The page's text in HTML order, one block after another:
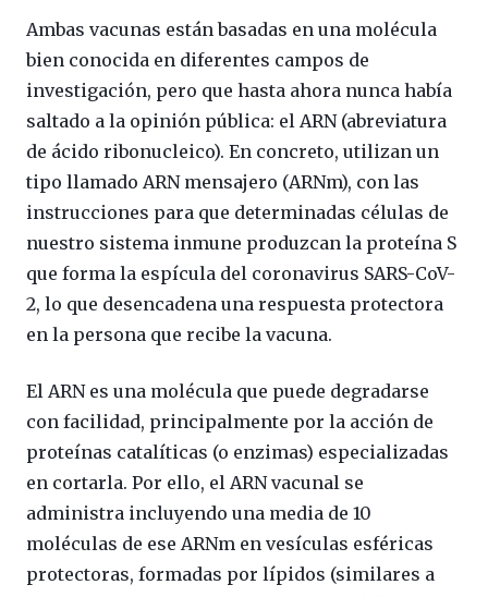
Ambas vacunas están basadas en una molécula
bien conocida en diferentes campos de
investigación, pero que hasta ahora nunca había
saltado a la opinión pública: el ARN (abreviatura
de ácido ribonucleico). En concreto, utilizan un
tipo llamado ARN mensajero (ARNm), con las
instrucciones para que determinadas células de
nuestro sistema inmune produzcan la proteína S
que forma la espícula del coronavirus SARS-CoV-
2, lo que desencadena una respuesta protectora
en la persona que recibe la vacuna.
El ARN es una molécula que puede degradarse
con facilidad, principalmente por la acción de
proteínas catalíticas (o enzimas) especializadas
en cortarla. Por ello, el ARN vacunal se
administra incluyendo una media de 10
moléculas de ese ARNm en vesículas esféricas
protectoras, formadas por lípidos (similares a